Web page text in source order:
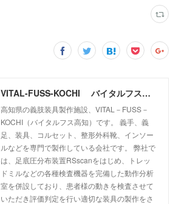
VITAL-FUSS-KOCHI バイタルフス高知
高知県の義肢装具製作施設、VITAL－FUSS－
KOCHI（バイタルフス高知）です。 義手、義
足、装具、コルセット、整形外科靴、インソー
ルなどを専門で製作している会社です。 弊社で
は、足底圧分布装置RSscanをはじめ、トレッ
ドミルなどの各種検査機器を完備した動作分析
室を併設しており、患者様の動きを検査させて
いただき評価判定を行い適切な装具の製作をさ